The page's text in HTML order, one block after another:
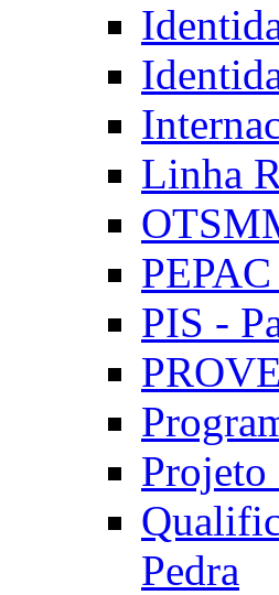
Linha
PIS -
Pedra